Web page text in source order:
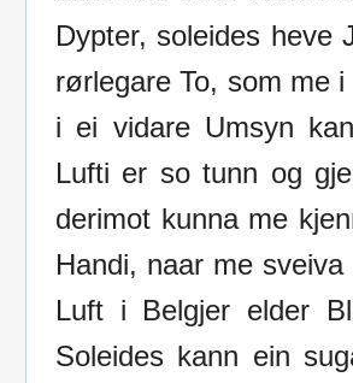
Dypter, soleides heve
rørlegare To, som me
i ei vidare Umsyn
Lufti er so tunn og
derimot kunna me
Handi, naar me
Luft i Belgjer elder
Soleides kann ein